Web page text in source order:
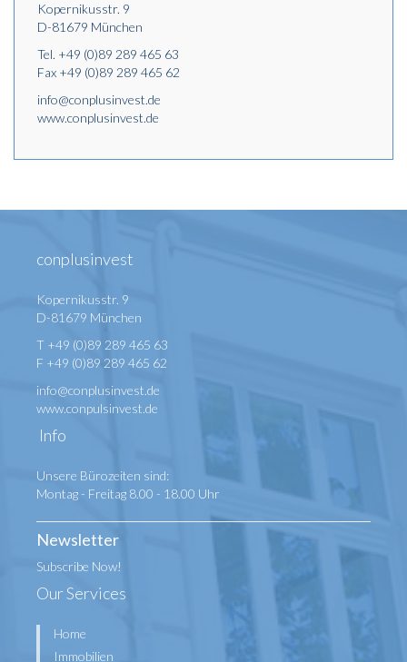
Kopernikusstr. 9
D-81679 München
Tel. +49 (0)89 289 465 63
Fax +49 (0)89 289 465 62
info@conplusinvest.de
www.conplusinvest.de
conplusinvest
Kopernikusstr. 9
D-81679 München
T +49 (0)89 289 465 63
F +49 (0)89 289 465 62
info@conplusinvest.de
www.conpulsinvest.de
Info
Unsere Bürozeiten sind:
Montag - Freitag 8.00 - 18.00 Uhr
Newsletter
Subscribe Now!
Our Services
Home
Immobilien